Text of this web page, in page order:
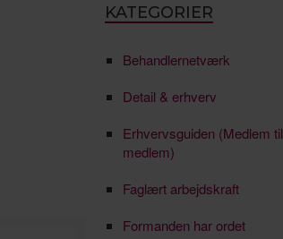
KATEGORIER
Behandlernetværk
Detail & erhverv
Erhvervsguiden (Medlem til
medlem)
Faglært arbejdskraft
Formanden har ordet